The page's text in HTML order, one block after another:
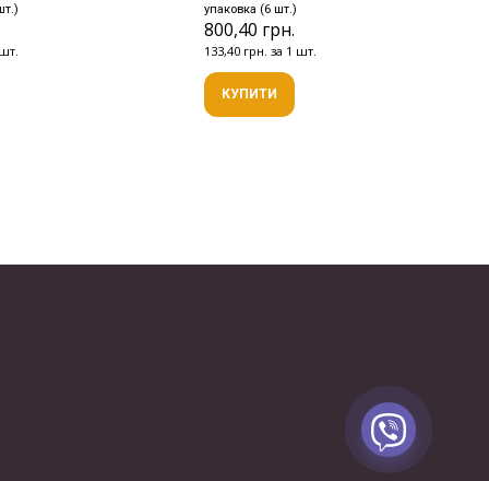
упаковка (6 шт.)
800,40 грн.
133,40 грн. за 1 шт.
КУПИТИ